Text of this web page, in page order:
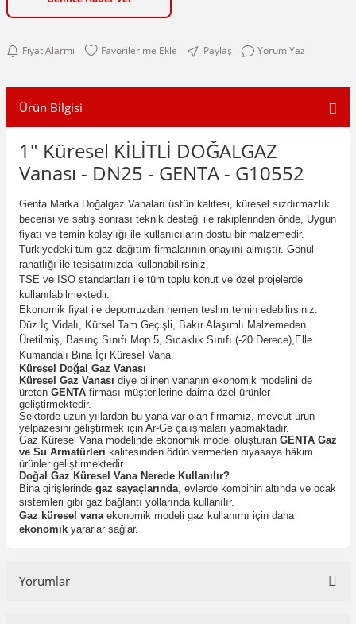
Fiyat Alarmı Paylaş Yorum Yaz
Ürün Bilgisi
1" Küresel KİLİTLİ DOĞALGAZ
Vanası - DN25 - GENTA - G10552
Genta Marka Doğalgaz Vanaları üstün kalitesi, küresel sızdırmazlık
becerisi ve satış sonrası teknik desteği ile rakiplerinden önde, Uygun
fiyatı ve temin kolaylığı ile kullanıcıların dostu bir malzemedir.
Türkiyedeki tüm gaz dağıtım firmalarının onayını almıştır. Gönül
rahatlığı ile tesisatınızda kullanabilirsiniz.
TSE ve ISO standartları ile tüm toplu konut ve özel projelerde
kullanılabilmektedir.
Ekonomik fiyat ile depomuzdan hemen teslim temin edebilirsiniz.
Düz İç Vidalı, Kürsel Tam Geçişli, Bakır Alaşımlı Malzemeden
Üretilmiş, Basınç Sınıfı Mop 5, Sıcaklık Sınıfı (-20 Derece),Elle
Kumandalı Bina İçi Küresel Vana
Küresel Doğal Gaz Vanası
Küresel Gaz Vanası diye bilinen vananın ekonomik modelini de
üreten GENTA firması müşterilerine daima özel ürünler
geliştirmektedir.
Sektörde uzun yıllardan bu yana var olan firmamız, mevcut ürün
yelpazesini geliştirmek için Ar-Ge çalışmaları yapmaktadır.
Gaz Küresel Vana modelinde ekonomik model oluşturan GENTA Gaz
ve Su Armatürleri kalitesinden ödün vermeden piyasaya hâkim
ürünler geliştirmektedir.
Doğal Gaz Küresel Vana Nerede Kullanılır?
Bina girişlerinde gaz sayaçlarında, evlerde kombinin altında ve ocak
sistemleri gibi gaz bağlantı yollarında kullanılır.
Gaz küresel vanaekonomik modeli gaz kullanımı için daha
ekonomik yararlar sağlar.
Yorumlar